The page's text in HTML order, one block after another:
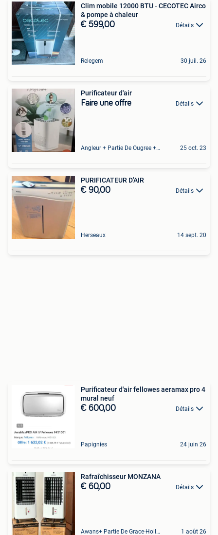
Clim mobile 12000 BTU - CECOTEC Airco
& pompe à chaleur
€ 599,00 Détails
Relegem 30 juil. 26
Purificateur d'air
Faire une offre Détails
Angleur + Partie De Ougree + Partie De Tilff Et De Embourg 25 oct. 23
PURIFICATEUR D'AIR
€ 90,00 Détails
Herseaux 14 sept. 20
Purificateur d'air fellowes aeramax pro 4
mural neuf
€ 600,00 Détails
Papignies 24 juin 26
Rafraîchisseur MONZANA
€ 60,00 Détails
Awans+ Partie De Grace-Hollogne 1 août 26